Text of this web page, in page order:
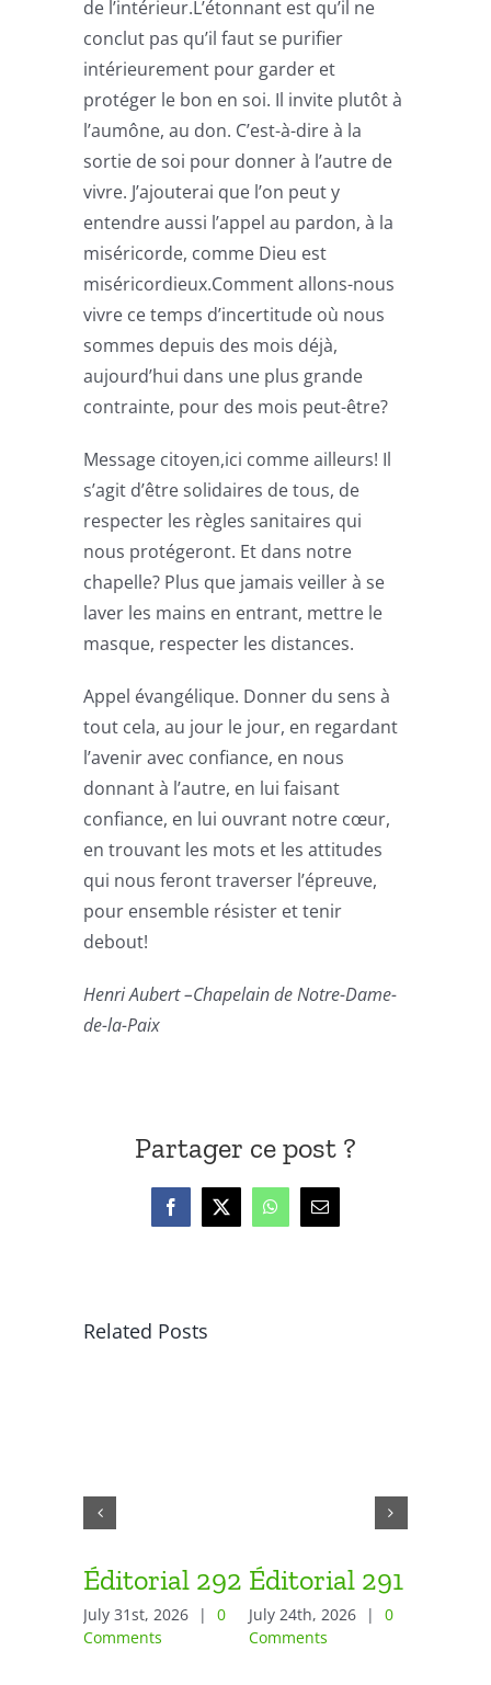
de l’intérieur.L’étonnant est qu’il ne
conclut pas qu’il faut se purifier
intérieurement pour garder et
protéger le bon en soi. Il invite plutôt à
l’aumône, au don. C’est-à-dire à la
sortie de soi pour donner à l’autre de
vivre. J’ajouterai que l’on peut y
entendre aussi l’appel au pardon, à la
miséricorde, comme Dieu est
miséricordieux.Comment allons-nous
vivre ce temps d’incertitude où nous
sommes depuis des mois déjà,
aujourd’hui dans une plus grande
contrainte, pour des mois peut-être?
Message citoyen,ici comme ailleurs! Il
s’agit d’être solidaires de tous, de
respecter les règles sanitaires qui
nous protégeront. Et dans notre
chapelle? Plus que jamais veiller à se
laver les mains en entrant, mettre le
masque, respecter les distances.
Appel évangélique. Donner du sens à
tout cela, au jour le jour, en regardant
l’avenir avec confiance, en nous
donnant à l’autre, en lui faisant
confiance, en lui ouvrant notre cœur,
en trouvant les mots et les attitudes
qui nous feront traverser l’épreuve,
pour ensemble résister et tenir
debout!
Henri Aubert –Chapelain de Notre-Dame-
de-la-Paix
Partager ce post ?
Facebook
X WhatsAppEmail
Related Posts
Éditorial 292
July 31st, 2026 |
0
Comments
Éditorial 291
July 24th, 2026 |
0
Comments